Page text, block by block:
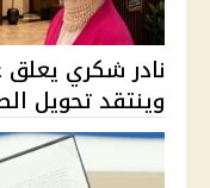
نادر شكري
وينتقد تحويل